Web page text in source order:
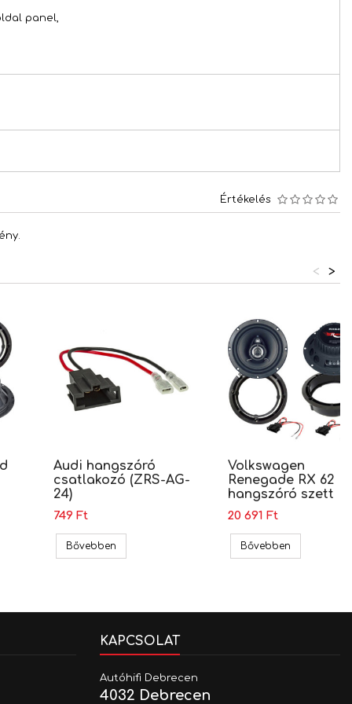
panel,
Értékelés
>
<
Ground Zero Iridium hangszóró szett
Audi hangszóró
csatlakozó (ZRS-AG-
24)
749 Ft
BővebbenAudi hangszóró csatlakozó (ZRS-AG-24)
Volkswagen
Renegade RX 62
hangszóró szett
20 691 Ft
BővebbenVolkswagen
KAPCSOLAT
Autóhifi Debrecen
4032 Debrecen